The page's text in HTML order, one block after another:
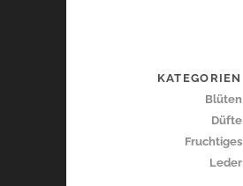
KATEGORIEN
Blüten
Düfte
Fruchtiges
Leder